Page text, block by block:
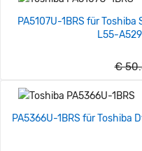
PA5107U-1BRS für
L55-
€
PA5366U-1BRS für Toshiba